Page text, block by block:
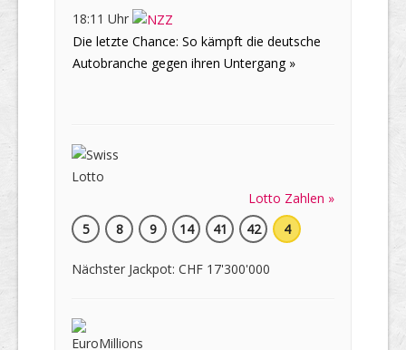
18:11 Uhr
Die letzte Chance: So kämpft die deutsche
Autobranche gegen ihren Untergang »
Lotto Zahlen »
5
8 9 14 41 42 4
Nächster Jackpot: CHF 17'300'000